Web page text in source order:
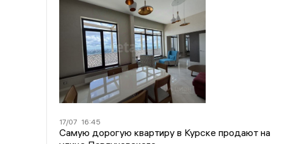
17/07 16:45
Самую дорогую квартиру в Курске продают на